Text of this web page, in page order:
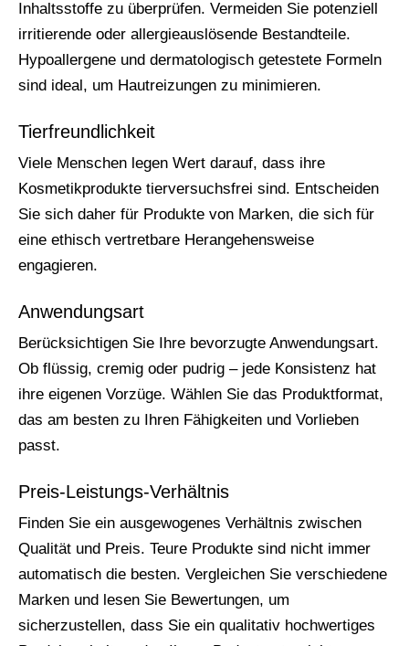
Inhaltsstoffe zu überprüfen. Vermeiden Sie potenziell
irritierende oder allergieauslösende Bestandteile.
Hypoallergene und dermatologisch getestete Formeln
sind ideal, um Hautreizungen zu minimieren.
Tierfreundlichkeit
Viele Menschen legen Wert darauf, dass ihre
Kosmetikprodukte tierversuchsfrei sind. Entscheiden
Sie sich daher für Produkte von Marken, die sich für
eine ethisch vertretbare Herangehensweise
engagieren.
Anwendungsart
Berücksichtigen Sie Ihre bevorzugte Anwendungsart.
Ob flüssig, cremig oder pudrig – jede Konsistenz hat
ihre eigenen Vorzüge. Wählen Sie das Produktformat,
das am besten zu Ihren Fähigkeiten und Vorlieben
passt.
Preis-Leistungs-Verhältnis
Finden Sie ein ausgewogenes Verhältnis zwischen
Qualität und Preis. Teure Produkte sind nicht immer
automatisch die besten. Vergleichen Sie verschiedene
Marken und lesen Sie Bewertungen, um
sicherzustellen, dass Sie ein qualitativ hochwertiges